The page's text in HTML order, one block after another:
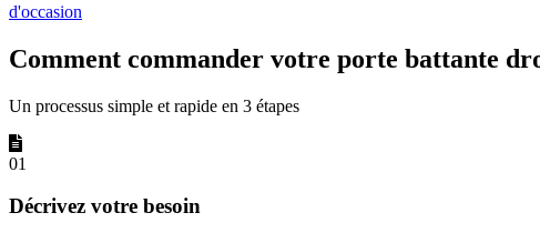
d'occasion
Comment commander votre porte battante
Un processus simple et rapide en 3 étapes
01
Décrivez votre besoin